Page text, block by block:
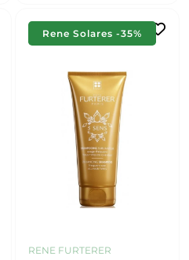
Rene Solares -35%
RENE FURTERER